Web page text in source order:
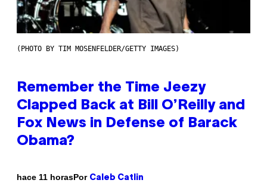
(PHOTO BY TIM MOSENFELDER/GETTY IMAGES)
Remember the Time Jeezy
Clapped Back at Bill O’Reilly and
Fox News in Defense of Barack
Obama?
hace 11 horasPor Caleb Catlin